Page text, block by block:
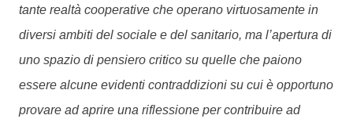
tante realtà cooperative che operano virtuosamente in
diversi ambiti del sociale e del sanitario, ma l’apertura di
uno spazio di pensiero critico su quelle che paiono
essere alcune evidenti contraddizioni su cui è opportuno
provare ad aprire una riflessione per contribuire ad